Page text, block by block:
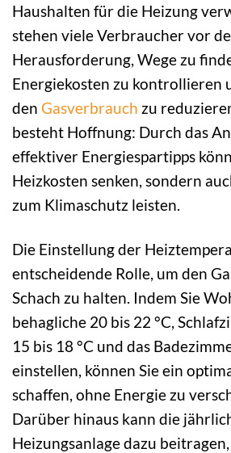
Haushalten für die Heizung
stehen viele Verbraucher vor
Herausforderung, Wege zu
Energiekosten zu kontrollieren
den Gasverbrauch zu
besteht Hoffnung: Durch das
effektiver Energiespartipps
Heizkosten senken, sondern
zum Klimaschutz leisten.
Die Einstellung der
entscheidende Rolle, um den
Schach zu halten. Indem Sie
behagliche 20 bis 22 °C,
15 bis 18 °C und das
einstellen, können Sie ein
schaffen, ohne Energie zu
Darüber hinaus kann die
Heizungsanlage dazu